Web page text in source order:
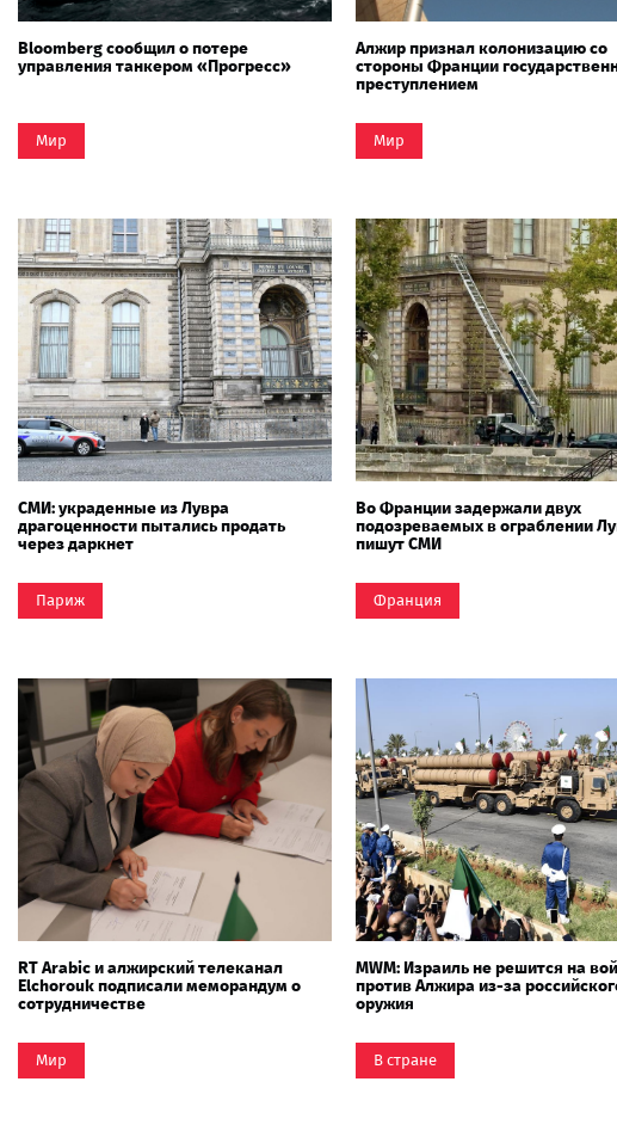
Bloomberg сообщил о потере
управления танкером «Прогресс»
Мир
Алжир признал колонизацию со
стороны Франции
преступлением
Мир
СМИ: украденные из Лувра
драгоценности пытались продать
через даркнет
Париж
Во Франции задержали двух
подозреваемых в ограблении
пишут СМИ
Франция
RT Arabic и алжирский телеканал
Elchorouk подписали меморандум о
сотрудничестве
Мир
MWM: Израиль не решится на
против Алжира из-за
оружия
В стране